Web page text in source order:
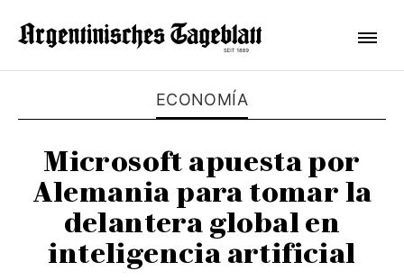
ECONOMÍA
Microsoft apuesta por
Alemania para tomar la
delantera global en
inteligencia artificial